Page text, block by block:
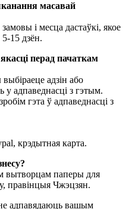
масавай
і месца дастаўкі, якое
15 дзён.
перад пачаткам
адзін або
у адпаведнасці з гэтым.
гэта ў адпаведнасці з
крэдытная карта.
вытворцам паперы для
правінцыя Чжэцзян.
адпавядаюць вашым